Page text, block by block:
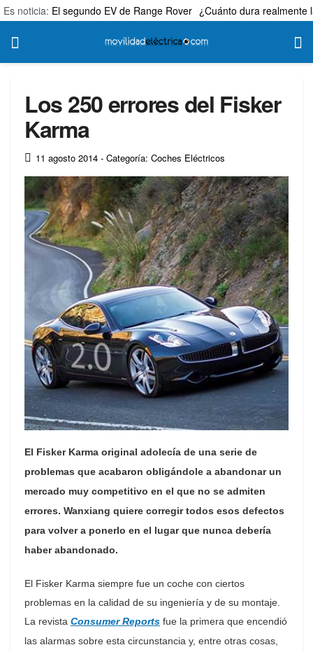
Es noticia: El segundo EV de Range Rover ¿Cuánto dura realmente
Los 250 errores del Fisker
Karma
11 agosto 2014 - Categoría: Coches Eléctricos
El Fisker Karma original adolecía de una serie de
problemas que acabaron obligándole a abandonar un
mercado muy competitivo en el que no se admiten
errores. Wanxiang quiere corregir todos esos defectos
para volver a ponerlo en el lugar que nunca debería
haber abandonado.
El Fisker Karma siempre fue un coche con ciertos
problemas en la calidad de su ingeniería y de su montaje.
La revista Consumer Reports fue la primera que encendió
las alarmas sobre esta circunstancia y, entre otras cosas,